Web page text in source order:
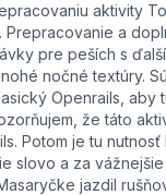
aktivity
a
pre peších s
nočné textúry.
Openrails,
že táto
Potom je tu
slovo a za
jazdil